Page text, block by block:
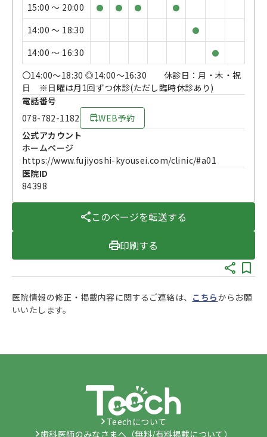
15:00 〜 20:00 ● ● ● ●
14:00 〜 18:30 ●
14:00 〜 16:30 ●
〇14:00～18:30 ◎14:00～16:30 休診日：月・木・祝
日 ※日曜は月1回ずつ休診(ただし臨時休診あり)
電話番号
078-782-1182
WEB予約
公式アカウント
ホームページ
https://www.fujiyoshi-kyousei.com/clinic/#a01
医院ID
84398
このページを転送する
印刷する
医院情報の修正・掲載内容に関するご連絡は、 こちらからお願
いいたします。
Teechについて
歯科医師のみなさまへ（無料/有料掲載について）